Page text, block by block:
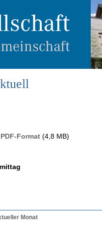
Format (4,8 MB)
Monat